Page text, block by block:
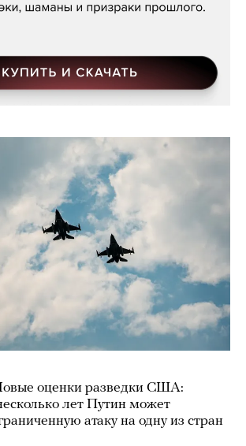
оценки разведки США:
лет Путин может
атаку на одну из стран